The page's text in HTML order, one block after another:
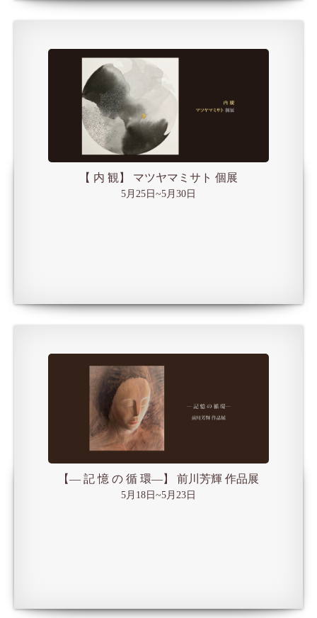
【 内 観】 マツヤマミサト 個展
5月25日~5月30日
【― 記 憶 の 循 環―】 前川芳輝 作品展
5月18日~5月23日